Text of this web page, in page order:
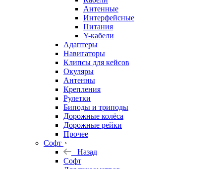
Антенные
Интерфейсные
Питания
Y-кабели
Адаптеры
Навигаторы
Клипсы для кейсов
Окуляры
Антенны
Крепления
Рулетки
Биподы и триподы
Дорожные колёса
Дорожные рейки
Прочее
Софт
Назад
Софт